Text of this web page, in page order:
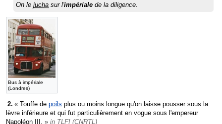
On le jucha sur l'impériale de la diligence.
Bus à impériale
(Londres)
« Touffe de poils plus ou moins longue qu'on laisse pousser sous la
lèvre inférieure et qui fut particulièrement en vogue sous l'empereur
Napoléon III. » in TLFI (CNRTL)